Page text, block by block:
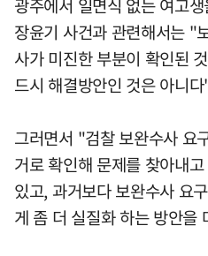
광주에서 일면식 없는 여고
장윤기 사건과 관련해서는 "
사가 미진한 부분이 확인된
드시 해결방안인 것은 아니
그러면서 "검찰 보완수사 요
거로 확인해 문제를 찾아내
있고, 과거보다 보완수사 요
게 좀 더 실질화 하는 방안을